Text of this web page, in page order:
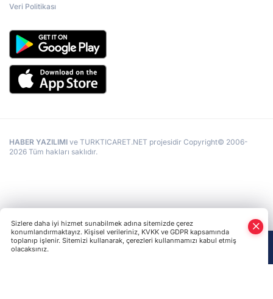
Veri Politikası
HABER YAZILIMI ve TURKTICARET.NET projesidir Copyright© 2006-
2026 Tüm hakları saklıdır.
Sizlere daha iyi hizmet sunabilmek adına sitemizde çerez
konumlandırmaktayız. Kişisel verileriniz, KVKK ve GDPR kapsamında
toplanıp işlenir. Sitemizi kullanarak, çerezleri kullanmamızı kabul etmiş
olacaksınız.